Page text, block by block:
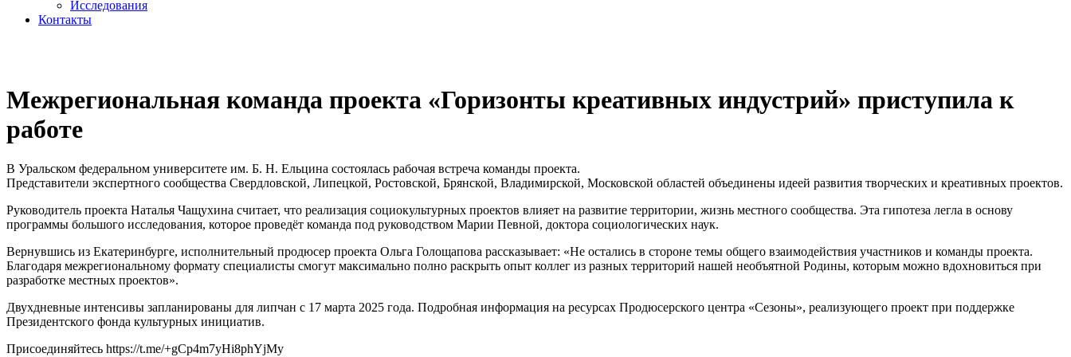
Исследования
Контакты
Межрегиональная команда проекта «Горизонты креативных индустрий» приступила к
работе
В Уральском федеральном университете им. Б. Н. Ельцина состоялась рабочая встреча команды проекта.
Представители экспертного сообщества Свердловской, Липецкой, Ростовской, Брянской, Владимирской, Московской областей объединены идеей развития творческих и креативных проектов.
Руководитель проекта Наталья Чащухина считает, что реализация социокультурных проектов влияет на развитие территории, жизнь местного сообщества. Эта гипотеза легла в основу
программы большого исследования, которое проведёт команда под руководством Марии Певной, доктора социологических наук.
Вернувшись из Екатеринбурге, исполнительный продюсер проекта Ольга Голощапова рассказывает: «Не остались в стороне темы общего взаимодействия участников и команды проекта.
Благодаря межрегиональному формату специалисты смогут максимально полно раскрыть опыт коллег из разных территорий нашей необъятной Родины, которым можно вдохновиться при
разработке местных проектов».
Двухдневные интенсивы запланированы для липчан с 17 марта 2025 года. Подробная информация на ресурсах Продюсерского центра «Сезоны», реализующего проект при поддержке
Президентского фонда культурных инициатив.
Присоединяйтесь https://t.me/+gCp4m7yHi8phYjMy